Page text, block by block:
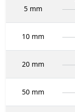
5 mm
10 mm
20 mm
50 mm